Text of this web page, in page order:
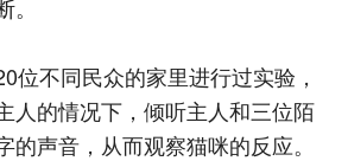
位不同民众的家里进行过实验，
人的情况下，倾听主人和三位陌
的声音，从而观察猫咪的反应。